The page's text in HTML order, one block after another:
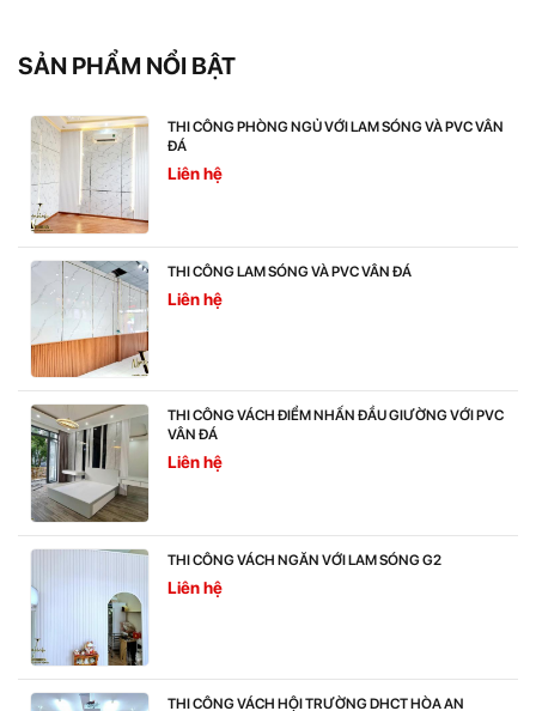
SẢN PHẨM NỔI BẬT
THI CÔNG PHÒNG NGỦ VỚI LAM SÓNG VÀ PVC VÂN
ĐÁ
Liên hệ
THI CÔNG LAM SÓNG VÀ PVC VÂN ĐÁ
Liên hệ
THI CÔNG VÁCH ĐIỂM NHẤN ĐẦU GIƯỜNG VỚI PVC
VÂN ĐÁ
Liên hệ
THI CÔNG VÁCH NGĂN VỚI LAM SÓNG G2
Liên hệ
THI CÔNG VÁCH HỘI TRƯỜNG DHCT HÒA AN